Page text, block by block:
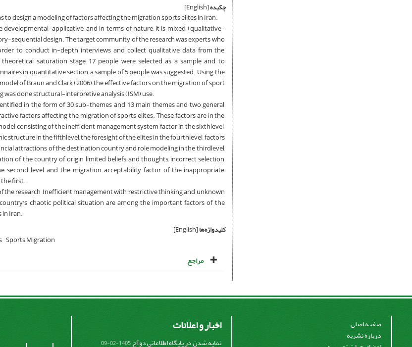
چکیده[English]
to design a modeling of factors affecting the migration sports elites in Iran.
developmental-applicative, and in terms of nature, it is mixed (qualitative-
sequential design. The target community of the research was experts who
to conduct in-depth interviews and collect qualitative data from the
saturation stage, 17 people were selected as a sample and to
in quantitative section, a sample of 5 people was suggested. Using the
of Braun and Clark (2006), the effective factors on the migration of sport
done structural-interpretive analysis (ISM) use.
in the form of 30 sub-themes and 13 main themes and two general
factors affecting the migration of sports elites. These factors are in the
consisting of the inefficient management system factor in the sixthlevel,
structure in the fifthlevel, the foresight of the elites in the fourthlevel, factors
attractions of the destination country and role modeling in the thirdlevel,
of the country of origin, limited beliefs and thoughts, incorrect selection
second level and the migration acceptability factor of the inappropriate
first.
the research, Inefficient management with restrictive thinking and unknown
chaotic political situation are among the important factors of the
Iran.
کلیدواژه‌ها[English]
Sports Migration
مراجع
صفحه اصلی
درباره نشریه
اخبار و اعلانات
نمایه شدن در پایگاه اطلاعاتی دوآج 1405-02-09